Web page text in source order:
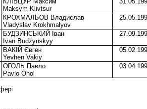
Maksym Klivtsur
КРОХМАЛЬОВ Владислав
Vladyslav Krokhmalyov
БУДЗИНСЬКИЙ Іван
Ivan Budzynskyy
ВАКІЙ Євген
Yevhen Vakiy
ОГОЛЬ Павло
Pavlo Ohol